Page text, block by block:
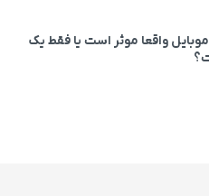
واقعا موثر است یا فقط یک